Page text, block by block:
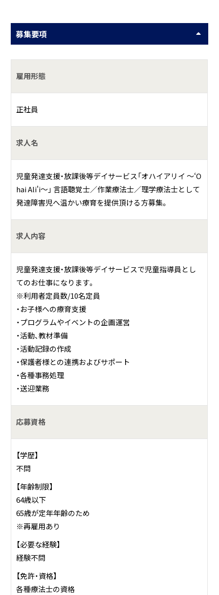
器業コンサルテーションを行っている福祉と医療に貢献す
募集要項
雇用形態
正社員
求人名
児童発達支援・放課後等デイサービス「オハイアリイ ～‘O
hai Ali'i～」 言語聴覚士／作業療法士／理学療法士として
発達障害児へ温かい療育を提供頂ける方募集。
求人内容
児童発達支援・放課後等デイサービスで児童指導員とし
てのお仕事になります。
※利用者定員数/10名定員
・お子様への療育支援
・プログラムやイベントの企画運営
・活動、教材準備
・活動記録の作成
・保護者様との連携およびサポート
・各種事務処理
・送迎業務
応募資格
【学歴】
不問
【年齢制限】
64歳以下
65歳が定年年齢のため
※再雇用あり
【必要な経験】
経験不問
【免許・資格】
各種療法士の資格